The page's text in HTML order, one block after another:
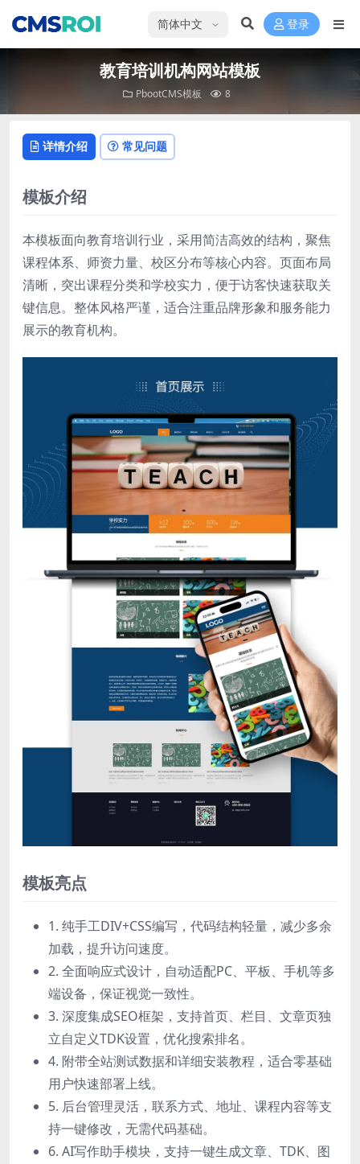
选择语言 登录
教育培训机构网站模板
PbootCMS模板 8
详情介绍 常见问题
模板介绍
本模板面向教育培训行业，采用简洁高效的结构，聚焦
课程体系、师资力量、校区分布等核心内容。页面布局
清晰，突出课程分类和学校实力，便于访客快速获取关
键信息。整体风格严谨，适合注重品牌形象和服务能力
展示的教育机构。
模板亮点
1. 纯手工DIV+CSS编写，代码结构轻量，减少多余
加载，提升访问速度。
2. 全面响应式设计，自动适配PC、平板、手机等多
端设备，保证视觉一致性。
3. 深度集成SEO框架，支持首页、栏目、文章页独
立自定义TDK设置，优化搜索排名。
4. 附带全站测试数据和详细安装教程，适合零基础
用户快速部署上线。
5. 后台管理灵活，联系方式、地址、课程内容等支
持一键修改，无需代码基础。
6. AI写作助手模块，支持一键生成文章、TDK、图